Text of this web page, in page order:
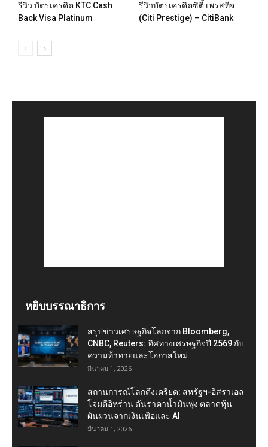
รีวิว บัตรเครดิต KTC Cash
Back Visa Platinum
รีวิวบัตรเครดิตซิตี้ เพรสทีจ
(Citi Prestige) – CitiBank
หยิบบรรณาธิการ
สรุปข่าวเศรษฐกิจโลกจาก Bloomberg,
CNBC, Reuters: ทิศทางเศรษฐกิจปี 2569 กับ
ความท้าทายและโอกาสใหม่
มีนาคม 1, 2026
สถานการณ์โลกตึงเครียด: สหรัฐฯ-อิสราเอล
โจมตีอิหร่าน ดันราคาน้ำมันพุ่ง ตลาดหุ้น
ผันผวนจากเงินเฟ้อและ AI
มีนาคม 1, 2026